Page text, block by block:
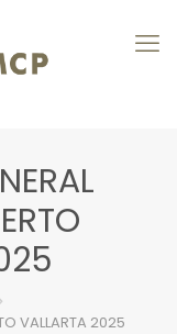
VALLARTA 2025